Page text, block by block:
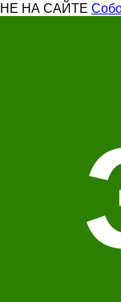
НЕ НА САЙТЕ